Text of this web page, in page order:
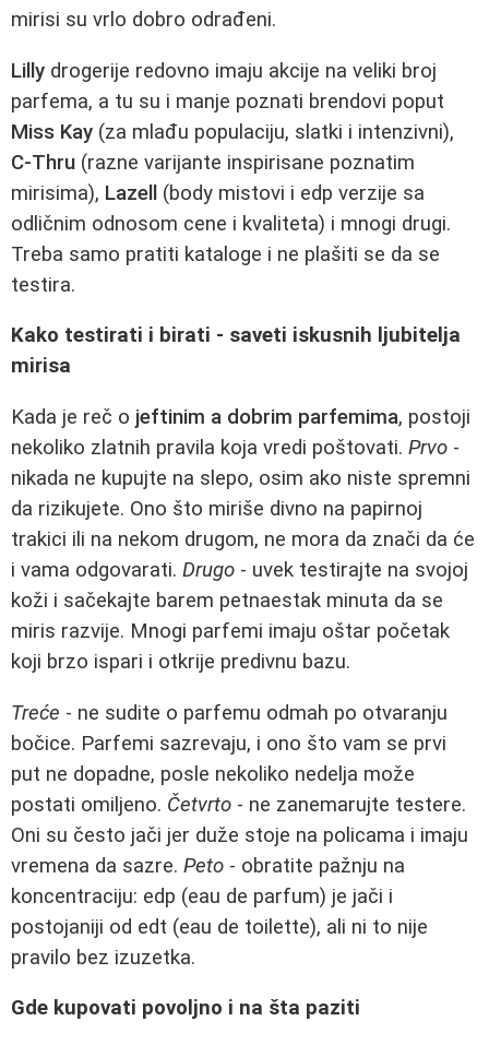
mirisi su vrlo dobro odrađeni.
Lilly drogerije redovno imaju akcije na veliki broj
parfema, a tu su i manje poznati brendovi poput
Miss Kay (za mlađu populaciju, slatki i intenzivni),
C-Thru (razne varijante inspirisane poznatim
mirisima), Lazell (body mistovi i edp verzije sa
odličnim odnosom cene i kvaliteta) i mnogi drugi.
Treba samo pratiti kataloge i ne plašiti se da se
testira.
Kako testirati i birati - saveti iskusnih ljubitelja
mirisa
Kada je reč o jeftinim a dobrim parfemima, postoji
nekoliko zlatnih pravila koja vredi poštovati. Prvo -
nikada ne kupujte na slepo, osim ako niste spremni
da rizikujete. Ono što miriše divno na papirnoj
trakici ili na nekom drugom, ne mora da znači da će
i vama odgovarati. Drugo - uvek testirajte na svojoj
koži i sačekajte barem petnaestak minuta da se
miris razvije. Mnogi parfemi imaju oštar početak
koji brzo ispari i otkrije predivnu bazu.
Treće - ne sudite o parfemu odmah po otvaranju
bočice. Parfemi sazrevaju, i ono što vam se prvi
put ne dopadne, posle nekoliko nedelja može
postati omiljeno. Četvrto - ne zanemarujte testere.
Oni su često jači jer duže stoje na policama i imaju
vremena da sazre. Peto - obratite pažnju na
koncentraciju: edp (eau de parfum) je jači i
postojaniji od edt (eau de toilette), ali ni to nije
pravilo bez izuzetka.
Gde kupovati povoljno i na šta paziti